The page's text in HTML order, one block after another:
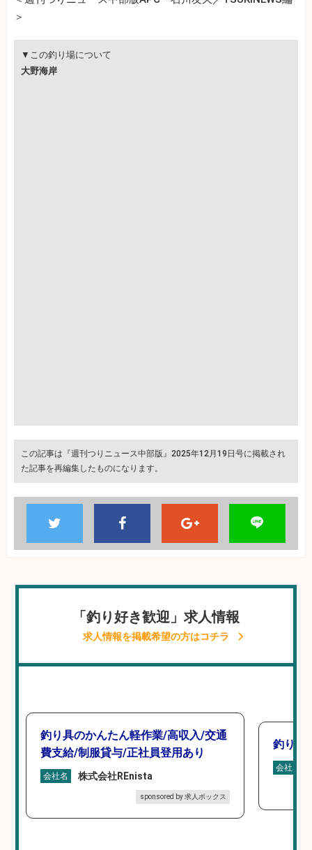
＞
▼この釣り場について
大野海岸
この記事は『週刊つりニュース中部版』2025年12月19日号に掲載され
た記事を再編集したものになります。
「釣り好き歓迎」求人情報
求人情報を掲載希望の方はコチラ
釣り具のかんたん軽作業/高収入/交通
費支給/制服貸与/正社員登用あり
会社名 株式会社REnista
sponsored by 求人ボックス
釣り具
会社名